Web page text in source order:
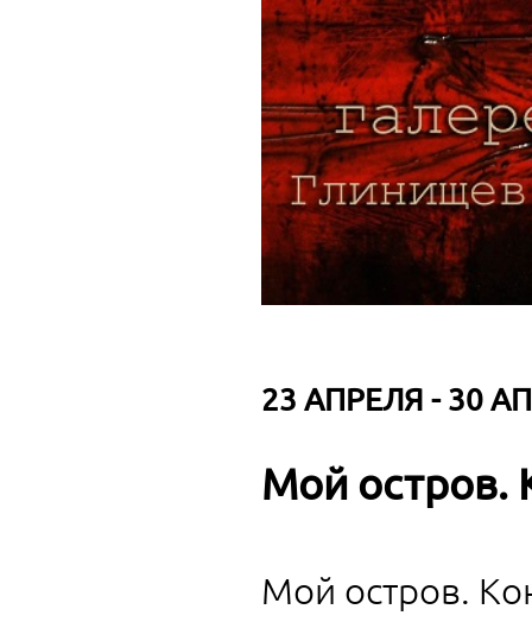
23 АПРЕЛЯ - 30
Мой остров.
Мой остров.